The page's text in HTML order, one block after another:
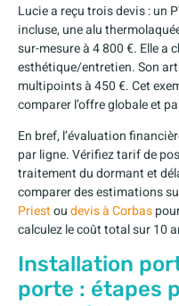
Lucie a reçu trois devis : un
incluse, une alu
sur-mesure à 4 800 €. Elle a
esthétique/entretien. Son
multipoints à 450 €. Cet
comparer l’offre globale et
En bref, l’évaluation
par ligne. Vérifiez tarif de
traitement du dormant et
comparer des estimations
Priestoudevis à Corbas
calculez le coût total sur 10
Installation
porte : étapes